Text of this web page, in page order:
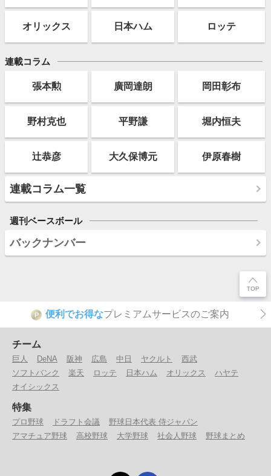
オリックス 日本ハム ロッテ
連載コラム
張本勲 廣岡達朗 岡田彰布
野村克也 平野謙 堀内恒夫
辻恭彦 大久保博元 伊原春樹
連載コラム一覧
週刊ベースボール
バックナンバー
P 便利でお得なプレミアムサービスのご案内
チーム
巨人 DeNA 阪神 広島 中日 ヤクルト
西武
ソフトバンク
楽天 ロッテ 日本ハム オリックス
ハヤテ
オイシックス
特集
プロ野球 ドラフト会議
野球日本代表 侍ジャパン
アマチュア野球
高校野球 大学野球 社会人野球 野球まとめ